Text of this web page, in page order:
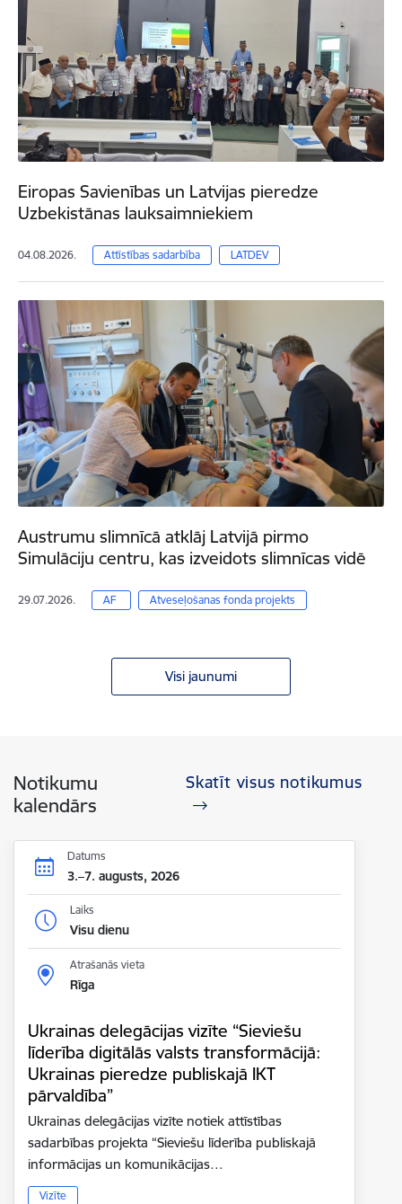
Eiropas Savienības un Latvijas pieredze
Uzbekistānas lauksaimniekiem
04.08.2026. Attīstības sadarbība LATDEV
Austrumu slimnīcā atklāj Latvijā pirmo
Simulāciju centru, kas izveidots slimnīcas vidē
29.07.2026. AF Atveseļošanas fonda projekts
Visi jaunumi
Notikumu
kalendārs
Skatīt visus notikumus
Datums
3.–7. augusts, 2026
Laiks
Visu dienu
Atrašanās vieta
Rīga
Ukrainas delegācijas vizīte “Sieviešu
līderība digitālās valsts transformācijā:
Ukrainas pieredze publiskajā IKT
pārvaldība”
Ukrainas delegācijas vizīte notiek attīstības
sadarbības projekta “Sieviešu līderība publiskajā
informācijas un komunikācijas…
Vizīte